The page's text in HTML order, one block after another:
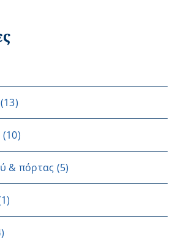
(13)
(10)
& πόρτας (5)